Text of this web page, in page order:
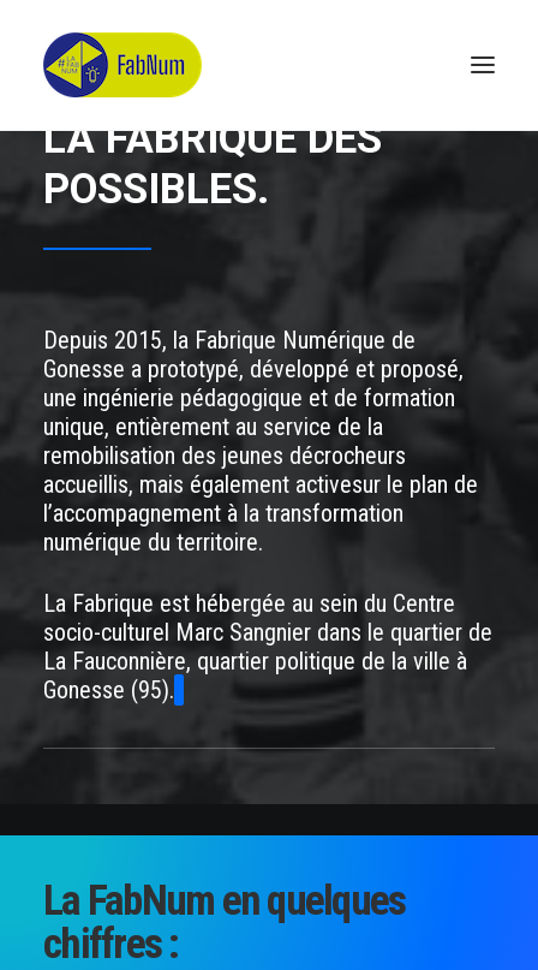
LA FABRIQUE DES
POSSIBLES.
Depuis 2015, la Fabrique Numérique de
Gonesse a prototypé, développé et proposé,
une ingénierie pédagogique et de formation
unique, entièrement au service de la
remobilisation des jeunes décrocheurs
accueillis, mais également activesur le plan de
l’accompagnement à la transformation
numérique du territoire.
La Fabrique est hébergée au sein du Centre
socio-culturel Marc Sangnier dans le quartier de
La Fauconnière, quartier politique de la ville à
Gonesse (95).
La FabNum en quelques
chiffres :